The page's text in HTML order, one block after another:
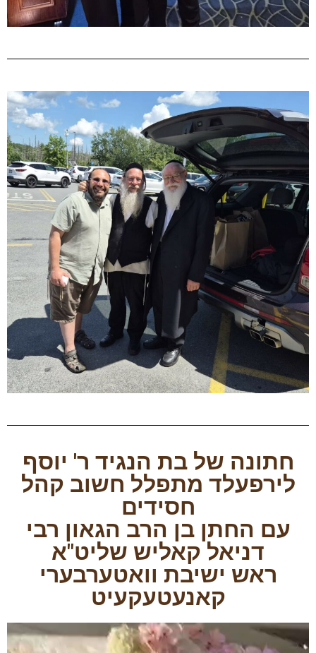
חתונה של בת הנגיד ר' יוסף
לירפעלד מתפלל חשוב קהל
חסידים
עם החתן בן הרב הגאון רבי
דניאל קאליש שליט"א
ראש ישיבת וואטערבערי
קאנעטעקעיט